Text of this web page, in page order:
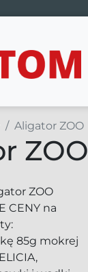
Aligator ZOO
ZOO
ZOO
CENY na
85g mokrej